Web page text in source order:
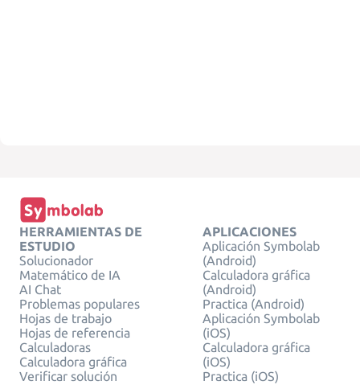
HERRAMIENTAS DE
ESTUDIO
Solucionador
Matemático de IA
AI Chat
Problemas populares
Hojas de trabajo
Hojas de referencia
Calculadoras
Calculadora gráfica
Verificar solución
APLICACIONES
Aplicación Symbolab
(Android)
Calculadora gráfica
(Android)
Practica (Android)
Aplicación Symbolab
(iOS)
Calculadora gráfica
(iOS)
Practica (iOS)